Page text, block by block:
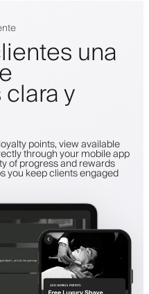
una
y
points, view available
through your mobile app
of progress and rewards
you keep clients engaged